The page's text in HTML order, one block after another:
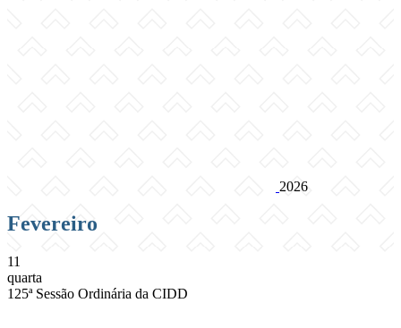
2026
Fevereiro
11
quarta
125ª Sessão Ordinária da CIDD